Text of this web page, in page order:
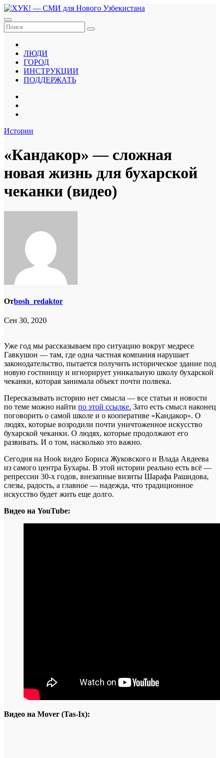
Перейти
к
содержанию
ЛЮДИ
ГОРОД
ИНСТРУКЦИИ
ПОДДЕРЖАТЬ
Истории
«Кандакор» — сложная
новая жизнь для бухарской
чеканки (видео)
Отbosh_redaktor
Сен 30, 2020
Уже год мы рассказываем про ситуацию вокруг медресе
Гавкушон — там, где одна частная компания нарушает
законодательство, пытается получить историческое здание под
новую гостиницу и игнорирует уникальную школу бухарской
чеканки, которая занимала объект почти полвека.
Пересказывать историю нет смысла — все статьи и новости
по теме можно найти по этой ссылке. Зато есть смысл наконец
поговорить о самой школе и о кооперативе «Кандакор». О
людях, которые возродили почти уничтоженное искусство
бухарской чеканки. О людях, которые продолжают его
развивать. И о том, насколько это важно.
Сегодня на Hook видео Бориса Жуковского и Влада Авдеева
из самого центра Бухары. В этой истории реально есть всё —
репрессии 30-х годов, внезапные визиты Шарафа Рашидова,
слезы, радость, а главное — надежда, что традиционное
искусство будет жить еще долго.
Видео на YouTube:
Видео на Mover (Tas-Ix):